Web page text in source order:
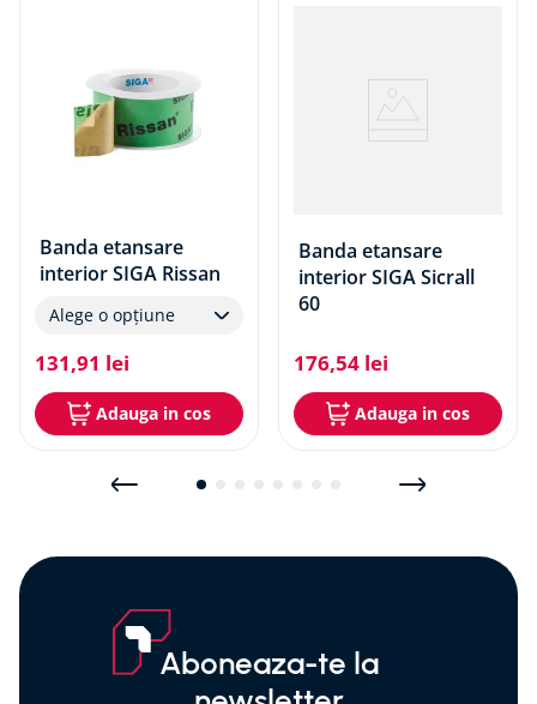
Documente
Fișa tehnică
Certificat EMICODE
construcția peretelui solid - zidărie tencuită.
Îmbinarea lemnului cu construcția peretelui solid –
Banda etansare
interior SIGA Rissan
Alege o opțiune
131,91 lei
Adauga in cos
Banda etansare
interior SIGA Sicrall
60
176,54 lei
Adauga in cos
Aboneaza-te la